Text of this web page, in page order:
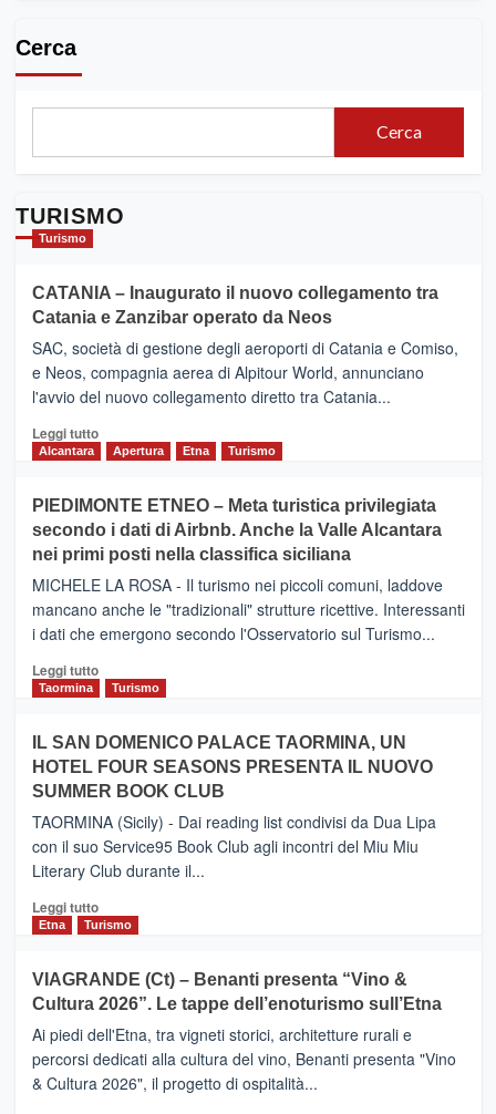
Cerca
Cerca
TURISMO
Turismo
CATANIA – Inaugurato il nuovo collegamento tra
Catania e Zanzibar operato da Neos
SAC, società di gestione degli aeroporti di Catania e Comiso,
e Neos, compagnia aerea di Alpitour World, annunciano
l'avvio del nuovo collegamento diretto tra Catania...
Leggi tuttoLeggi
CATANIA
–
Inaugurato
il
nuovo
collegamento
tra
e
Zanzibar
da
Neos
Alcantara Apertura Etna Turismo
PIEDIMONTE ETNEO – Meta turistica privilegiata
secondo i dati di Airbnb. Anche la Valle Alcantara
nei primi posti nella classifica siciliana
MICHELE LA ROSA - Il turismo nei piccoli comuni, laddove
mancano anche le "tradizionali" strutture ricettive. Interessanti
i dati che emergono secondo l'Osservatorio sul Turismo...
Leggi tuttoLeggi
PIEDIMONTE
ETNEO
–
Meta
turistica
privilegiata
secondo
dati
di
Anche
la
Alcantara
nei
primi
Taormina Turismo
IL SAN DOMENICO PALACE TAORMINA, UN
HOTEL FOUR SEASONS PRESENTA IL NUOVO
SUMMER BOOK CLUB
TAORMINA (Sicily) - Dai reading list condivisi da Dua Lipa
con il suo Service95 Book Club agli incontri del Miu Miu
Literary Club durante il...
Leggi tuttoLeggi
di
IL
SAN
DOMENICO
PALACE
TAORMINA,
UN
Etna Turismo
VIAGRANDE (Ct) – Benanti presenta “Vino &
Cultura 2026”. Le tappe dell’enoturismo sull’Etna
Ai piedi dell'Etna, tra vigneti storici, architetture rurali e
percorsi dedicati alla cultura del vino, Benanti presenta "Vino
& Cultura 2026", il progetto di ospitalità...